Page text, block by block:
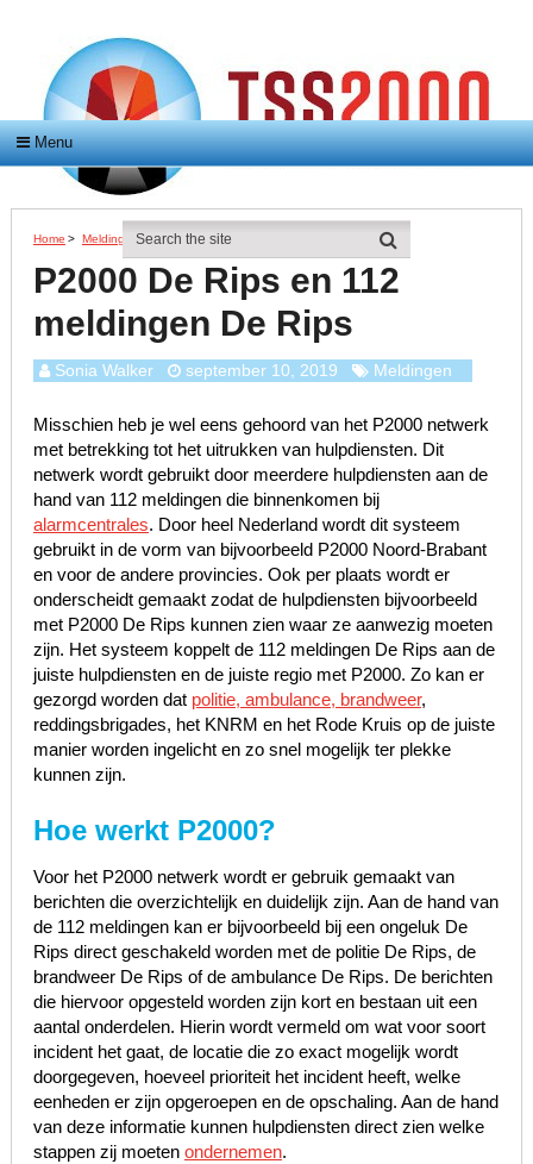
Menu
Home > Meldingen > P2000 De Rips En 112 Meldingen De Rips
P2000 De Rips en 112
meldingen De Rips
Sonia Walker september 10, 2019 Meldingen
Misschien heb je wel eens gehoord van het P2000 netwerk
met betrekking tot het uitrukken van hulpdiensten. Dit
netwerk wordt gebruikt door meerdere hulpdiensten aan de
hand van 112 meldingen die binnenkomen bij
alarmcentrales. Door heel Nederland wordt dit systeem
gebruikt in de vorm van bijvoorbeeld P2000 Noord-Brabant
en voor de andere provincies. Ook per plaats wordt er
onderscheidt gemaakt zodat de hulpdiensten bijvoorbeeld
met P2000 De Rips kunnen zien waar ze aanwezig moeten
zijn. Het systeem koppelt de 112 meldingen De Rips aan de
juiste hulpdiensten en de juiste regio met P2000. Zo kan er
gezorgd worden dat politie, ambulance, brandweer,
reddingsbrigades, het KNRM en het Rode Kruis op de juiste
manier worden ingelicht en zo snel mogelijk ter plekke
kunnen zijn.
Hoe werkt P2000?
Voor het P2000 netwerk wordt er gebruik gemaakt van
berichten die overzichtelijk en duidelijk zijn. Aan de hand van
de 112 meldingen kan er bijvoorbeeld bij een ongeluk De
Rips direct geschakeld worden met de politie De Rips, de
brandweer De Rips of de ambulance De Rips. De berichten
die hiervoor opgesteld worden zijn kort en bestaan uit een
aantal onderdelen. Hierin wordt vermeld om wat voor soort
incident het gaat, de locatie die zo exact mogelijk wordt
doorgegeven, hoeveel prioriteit het incident heeft, welke
eenheden er zijn opgeroepen en de opschaling. Aan de hand
van deze informatie kunnen hulpdiensten direct zien welke
stappen zij moeten ondernemen.